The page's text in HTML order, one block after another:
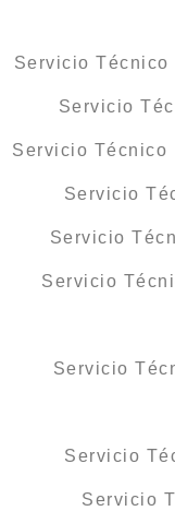
Servicio
Servicio
Servicio
Servicio
Servicio
Servicio
Servicio
Servicio
Servicio